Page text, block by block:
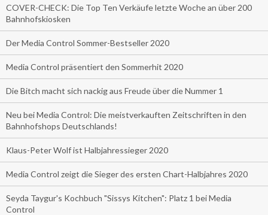
COVER-CHECK: Die Top Ten Verkäufe letzte Woche an über 200
Bahnhofskiosken
Der Media Control Sommer-Bestseller 2020
Media Control präsentiert den Sommerhit 2020
Die Bitch macht sich nackig aus Freude über die Nummer 1
Neu bei Media Control: Die meistverkauften Zeitschriften in den
Bahnhofshops Deutschlands!
Klaus-Peter Wolf ist Halbjahressieger 2020
Media Control zeigt die Sieger des ersten Chart-Halbjahres 2020
Seyda Taygur's Kochbuch "Sissys Kitchen": Platz 1 bei Media
Control